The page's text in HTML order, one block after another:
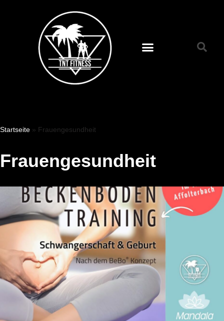
Startseite » Frauengesundheit
Frauengesundheit